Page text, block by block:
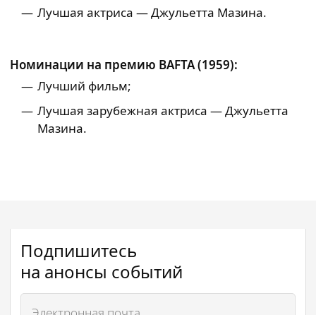
Лучшая актриса — Джульетта Мазина.
Номинации на премию BAFTA (1959):
Лучший фильм;
Лучшая зарубежная актриса — Джульетта
Мазина.
Подпишитесь
на анонсы событий